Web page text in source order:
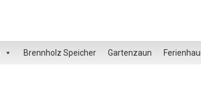
Brennholz Speicher Gartenzaun